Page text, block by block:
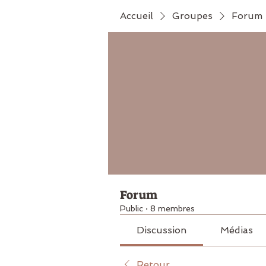
Accueil Groupes Forum
Forum
Public · 8 membres
Discussion Médias